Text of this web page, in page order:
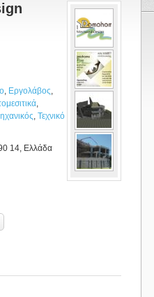
, Εργολάβος,
,
, Τεχνικό
14, Ελλάδα